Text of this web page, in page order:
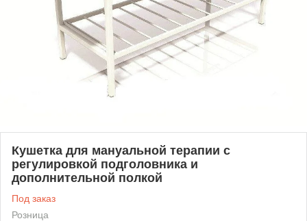
Кушетка для мануальной терапии с
регулировкой подголовника и
дополнительной полкой
Под заказ
Розница